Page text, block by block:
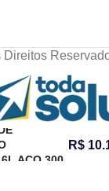
AÇO 300
R$